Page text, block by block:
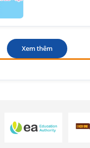
Xem thêm